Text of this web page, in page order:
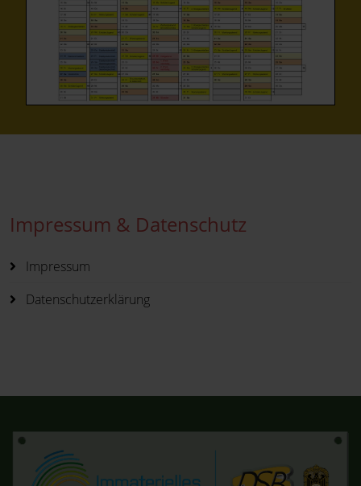
Impressum & Datenschutz
Impressum
Datenschutzerklärung